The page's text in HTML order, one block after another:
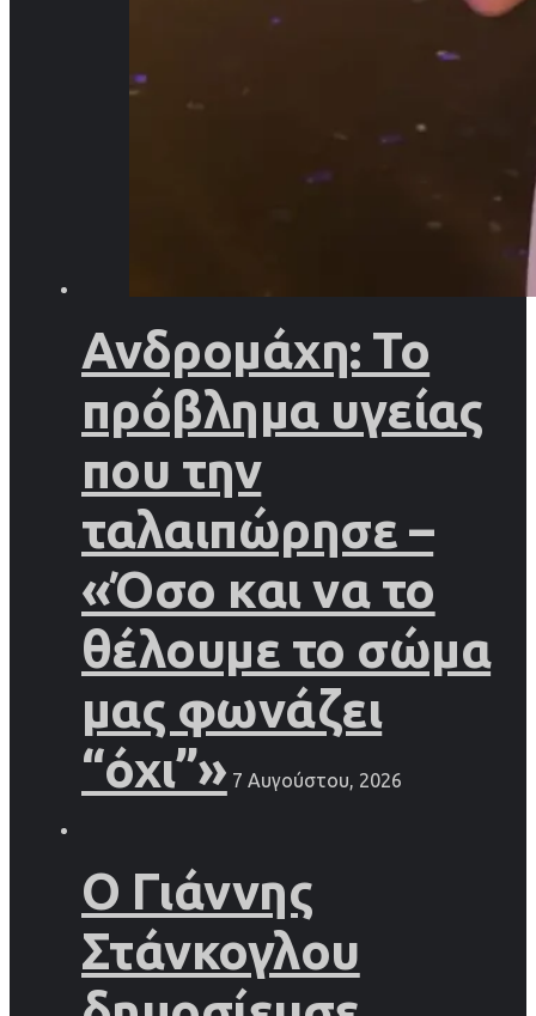
Ανδρομάχη: Το
πρόβλημα υγείας
που την
ταλαιπώρησε –
«Όσο και να το
θέλουμε το σώμα
μας φωνάζει
“όχι”» 7 Αυγούστου, 2026
Ο Γιάννης
Στάνκογλου